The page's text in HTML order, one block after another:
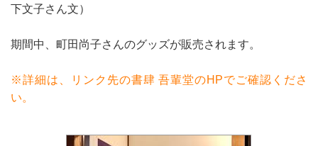
下文子さん文）
期間中、町田尚子さんのグッズが販売されます。
※詳細は、リンク先の書肆 吾輩堂のHPでご確認くださ
い。